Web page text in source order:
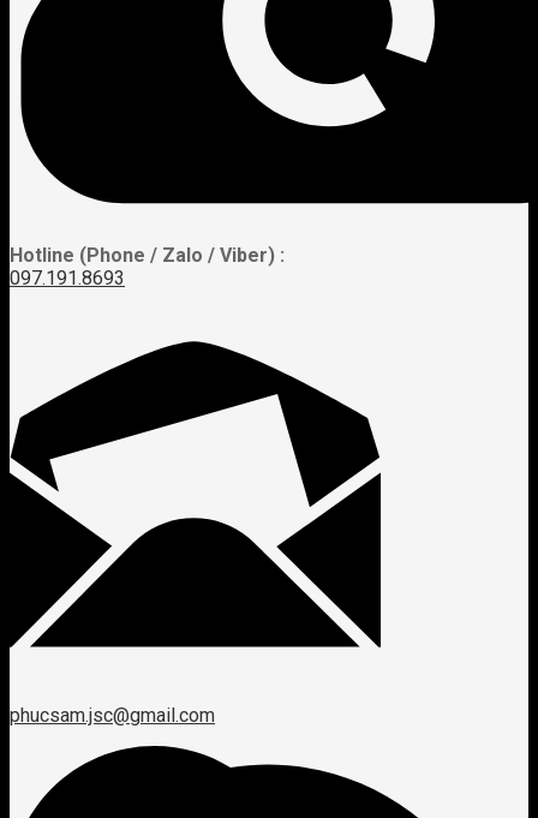
Hotline (Phone / Zalo / Viber) :
097.191.8693
phucsam.jsc@gmail.com